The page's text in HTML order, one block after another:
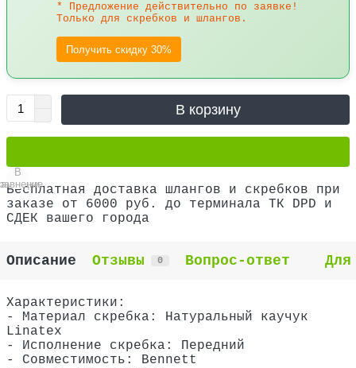
* Предложение действительно по заявке!
Только для скребков и шлангов.
Получить скидку 30%
В корзину
В
В
Бесплатная доставка шлангов и скребков при
заказе от 6000 руб. до терминала ТК DPD и
СДЕК вашего города
Описание Отзывы 0 Вопрос-ответ
Характеристики:
- Материал скребка: Натуральный каучук
Linatex
- Исполнение скребка: Передний
- Совместимость: Bennett